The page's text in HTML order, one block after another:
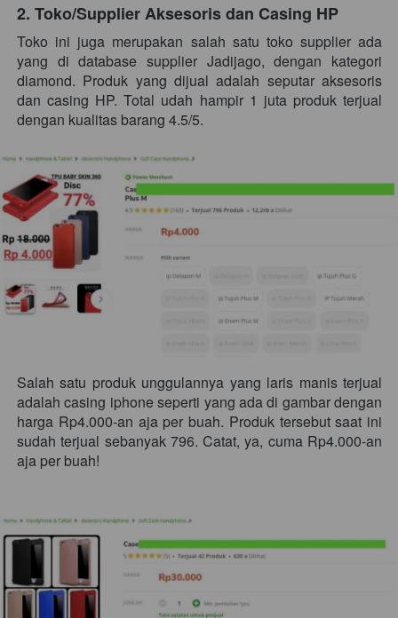
2. Toko/Supplier Aksesoris dan Casing HP
Toko ini juga merupakan salah satu toko supplier ada
yang di database supplier Jadijago, dengan kategori
diamond. Produk yang dijual adalah seputar aksesoris
dan casing HP. Total udah hampir 1 juta produk terjual
dengan kualitas barang 4.5/5.
Salah satu produk unggulannya yang laris manis terjual
adalah casing iphone seperti yang ada di gambar dengan
harga Rp4.000-an aja per buah. Produk tersebut saat ini
sudah terjual sebanyak 796. Catat, ya, cuma Rp4.000-an
aja per buah!